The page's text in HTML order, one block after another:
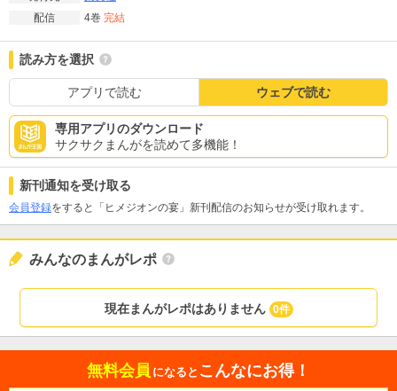
配信
4巻 完結
読み方を選択
アプリで読む ウェブで読む
専用アプリのダウンロード
サクサクまんがを読めて多機能！
新刊通知を受け取る
会員登録をすると「ヒメジオンの宴」新刊配信のお知らせが受け取れます。
みんなのまんがレポ
現在まんがレポはありません 0件
無料会員 になると こんなにお得！